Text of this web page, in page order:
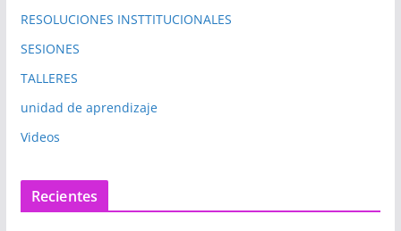
RESOLUCIONES INSTTITUCIONALES
SESIONES
TALLERES
unidad de aprendizaje
Videos
Recientes